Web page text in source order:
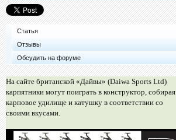
Статья
Отзывы
Обсудить на форуме
На сайте британской «Дайвы» (Daiwa Sports Ltd)
карпятники могут поиграть в конструктор, собирая
карповое удилище и катушку в соответствии со
своими вкусами.